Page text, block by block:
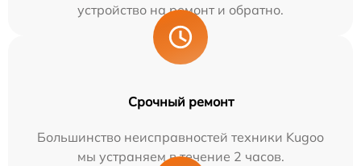
устройство на ремонт и обратно.
Срочный ремонт
Большинство неисправностей техники Kugoo
мы устраняем в течение 2 часов.